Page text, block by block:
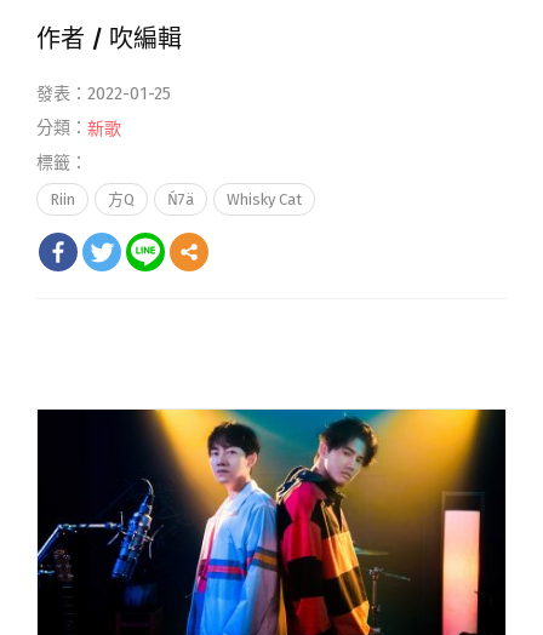
作者 / 吹編輯
發表：2022-01-25
分類： 新歌
標籤：
Riin 方Q Ń7ä Whisky Cat